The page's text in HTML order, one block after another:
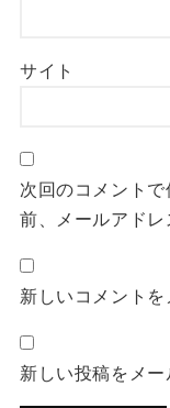
サイト
次回のコメント
前、メールアドレ
新しいコメント
新しい投稿をメ